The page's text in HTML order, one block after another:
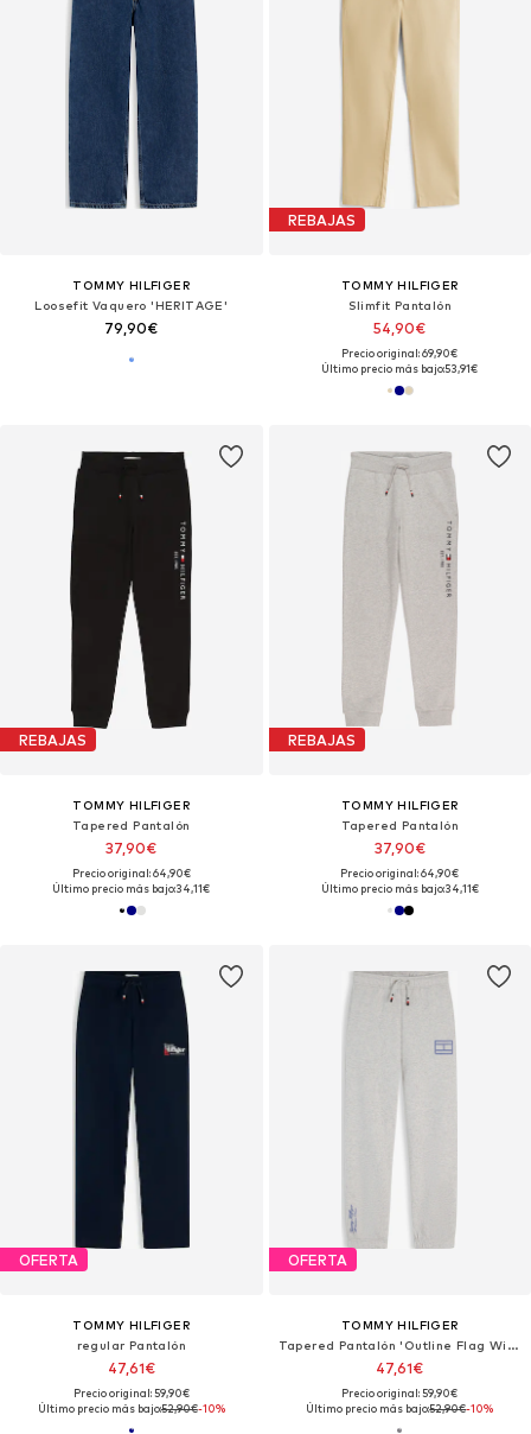
TOMMY HILFIGER
Loosefit Vaquero 'HERITAGE'
79,90€
REBAJAS
TOMMY HILFIGER
Slimfit Pantalón
54,90€
Precio original: 69,90€
Último precio más bajo:53,91€
REBAJAS
TOMMY HILFIGER
Tapered Pantalón
37,90€
Precio original: 64,90€
Último precio más bajo:34,11€
REBAJAS
TOMMY HILFIGER
Tapered Pantalón
37,90€
Precio original: 64,90€
Último precio más bajo:34,11€
OFERTA
TOMMY HILFIGER
regular Pantalón
47,61€
Precio original: 59,90€
Último precio más bajo:52,90€-10%
OFERTA
TOMMY HILFIGER
Tapered Pantalón 'Outline Flag Wide Cuffed Leg'
47,61€
Precio original: 59,90€
Último precio más bajo:52,90€-10%